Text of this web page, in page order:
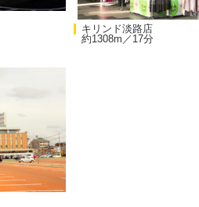
キリンド淡路店
約1308m／17分